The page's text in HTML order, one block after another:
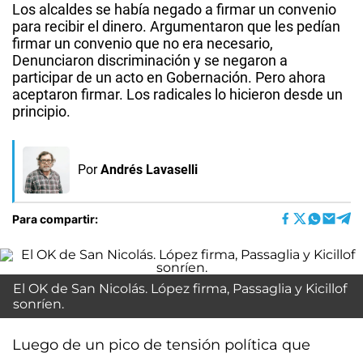
Los alcaldes se había negado a firmar un convenio
para recibir el dinero. Argumentaron que les pedían
firmar un convenio que no era necesario,
Denunciaron discriminación y se negaron a
participar de un acto en Gobernación. Pero ahora
aceptaron firmar. Los radicales lo hicieron desde un
principio.
Por Andrés Lavaselli
Para compartir:
El OK de San Nicolás. López firma, Passaglia y Kicillof
sonríen.
Luego de un pico de tensión política que